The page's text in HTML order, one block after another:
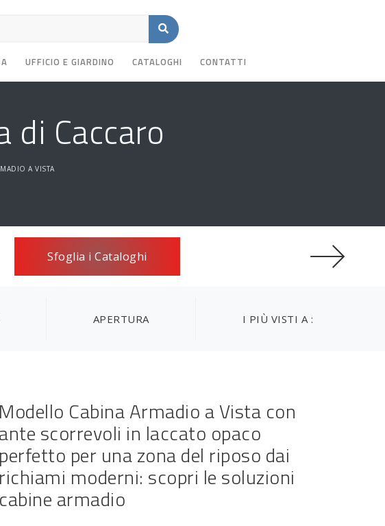
UFFICIO E GIARDINO CATALOGHI CONTATTI
di Caccaro
A VISTA
Sfoglia i Cataloghi
APERTURA I PIÙ VISTI A :
Modello Cabina Armadio a Vista con
ante scorrevoli in laccato opaco
perfetto per una zona del riposo dai
richiami moderni: scopri le soluzioni
cabine armadio